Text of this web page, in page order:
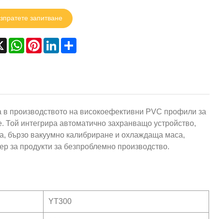
запитване
X WhatsApp
PinterestLinkedInShare
производството на високоефективни PVC профили за
интегрира автоматично захранващо устройство,
бързо вакуумно калибриране и охлаждаща маса,
за продукти за безпроблемно производство.
YT300